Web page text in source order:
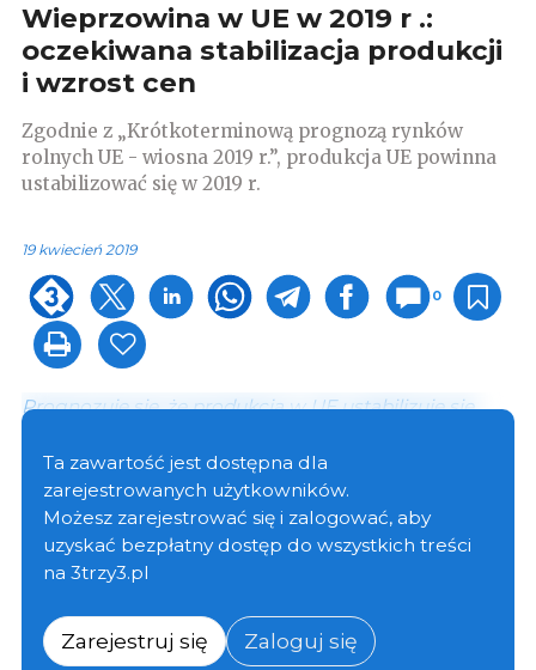
Wieprzowina w UE w 2019 r .:
oczekiwana stabilizacja produkcji
i wzrost cen
Zgodnie z „Krótkoterminową prognozą rynków
rolnych UE - wiosna 2019 r.”, produkcja UE powinna
ustabilizować się w 2019 r.
19 kwiecień 2019
0
Prognozuje się, że produkcja w UE ustabilizuje się
Unijne stada hodowlane powróciło do tendencji
spadkowej w 2018 r. (-3% rok do roku), po ekspansji
w 2017 r. Nastąpiło znaczne zmniejszenie stada w PL
(-18%), NL (- 9%), DE (- 4%) i RO (- 9%), ze względu na
niskie ceny, ryzyko afrykańskiego pomoru świń (ASF)
Hiszpania kontynuuje ekspansję produkcji,
napędzaną rosnącym eksportem poza UE: stada
Ta zawartość jest dostępna dla
zarejestrowanych użytkowników.
Możesz zarejestrować się i zalogować, aby
uzyskać bezpłatny dostęp do wszystkich treści
na 3trzy3.pl
Zarejestruj się Zaloguj się